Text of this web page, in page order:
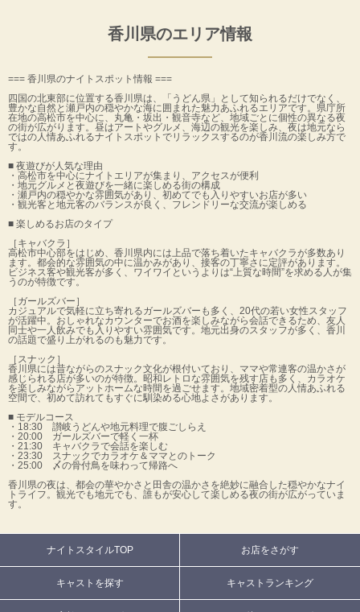
香川県のエリア情報
=== 香川県のナイトスポット情報 ===
四国の北東部に位置する香川県は、「うどん県」として知られるだけでなく、
豊かな自然と瀬戸内の穏やかな海に囲まれた魅力あふれるエリアです。県庁所
在地の高松市を中心に、丸亀・坂出・観音寺など、地域ごとに個性の異なる夜
の街が広がります。昼はアートやグルメ、海辺の観光を楽しみ、夜は地元なら
ではの人情あふれるナイトスポットでリラックスするのが香川流の楽しみ方で
す。
■ 夜遊びが人気な理由
・高松市を中心にナイトエリアが集まり、アクセスが便利
・地元グルメと夜遊びを一緒に楽しめる街の構成
・瀬戸内の穏やかな雰囲気があり、初めてでも入りやすいお店が多い
・観光客と地元客のバランスが良く、フレンドリーな交流が楽しめる
■ 楽しめるお店のタイプ
［キャバクラ］
高松市中心部をはじめ、香川県内には上品で落ち着いたキャバクラが多数あり
ます。都会的な雰囲気の中に温かみがあり、接客の丁寧さに定評があります。
ビジネス客や観光客が多く、ワイワイというよりは“上質な時間”を求める人が集
うのが特徴です。
［ガールズバー］
カジュアルで気軽に立ち寄れるガールズバーも多く、20代の若い女性スタッフ
が活躍中。おしゃれなカウンターでお酒を楽しみながら会話できるため、友人
同士や一人飲みでも入りやすい雰囲気です。地元出身のスタッフが多く、香川
の話題で盛り上がれるのも魅力です。
［スナック］
香川県には昔ながらのスナック文化が根付いており、ママや常連客の温かさが
感じられる店が多いのが特徴。昭和レトロな雰囲気を残す店も多く、カラオケ
を楽しみながらアットホームな時間を過ごせます。地域密着型の人情あふれる
空間で、初めて訪れてもすぐに馴染める心地よさがあります。
■ モデルコース
・18:30 讃岐うどんや地元料理で腹ごしらえ
・20:00 ガールズバーで軽く一杯
・21:30 キャバクラで会話を楽しむ
・23:30 スナックでカラオケ＆ママとのトーク
・25:00 〆の骨付鳥を味わって帰路へ
香川県の夜は、都会の華やかさと田舎の温かさを絶妙に融合した穏やかなナイ
トライフ。観光でも地元でも、誰もが安心して楽しめる夜の街が広がっていま
す。
ナイトスタイルTOP お店をさがす
キャストを探す キャストランキング